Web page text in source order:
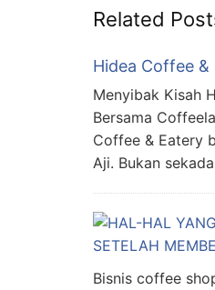
Related
Hidea Coffee
Menyibak Kisah
Bersama
Coffee & Eatery
Aji. Bukan
Bisnis coffee